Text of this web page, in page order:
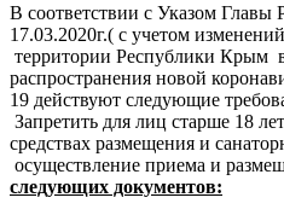
В соответствии с Указом
17.03.2020г.( с учетом
территории Республики Крым
распространения новой
19 действуют следующие
Запретить для лиц старше 18
средствах размещения и
осуществление приема и
следующих документов: